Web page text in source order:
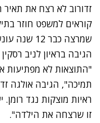
קוראים למשפט חוזר
שמרצה כבר
הגיבה בראיון לניב
"התוצאות לא מפתיעות
תמיכה", הגיבה אולגה
ראיות מוצקות נגד
זו שרצחה את הילדה".